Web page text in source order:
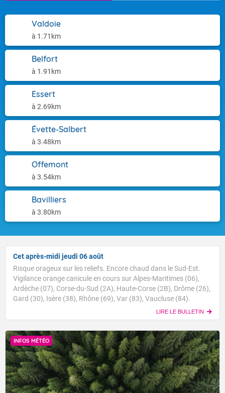
Valdoie
à 1.71km
Belfort
à 1.91km
Essert
à 2.69km
Évette-Salbert
à 3.48km
Offemont
à 3.54km
Bavilliers
à 3.80km
Cet après-midi jeudi 06 août
Risque orageux sur les reliefs. Encore chaud dans le Sud-Est.
Vigilance orange canicule en cours sur Alpes-Maritimes (06),
Ardèche (07), Corse-du-Sud (2A), Haute-Corse (2B), Drôme (26),
Gard (30), Isère (38), Rhône (69), Var (83), Vaucluse (84).
LIRE LE BULLETIN
INFOS MÉTÉO